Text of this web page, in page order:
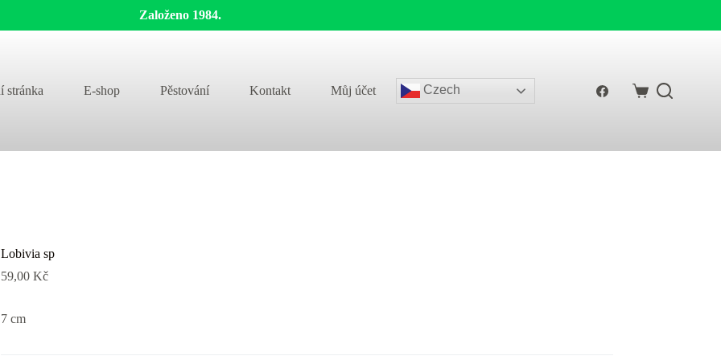
Založeno 1984.
stránka E-shop Pěstování Kontakt Můj účet Czech
Shopping
Lobivia sp
59,00Kč
7 cm